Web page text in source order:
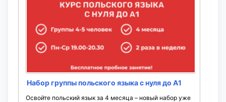
Набор группы польского языка с нуля до A1
Освойте польский язык за 4 месяца – новый набор уже